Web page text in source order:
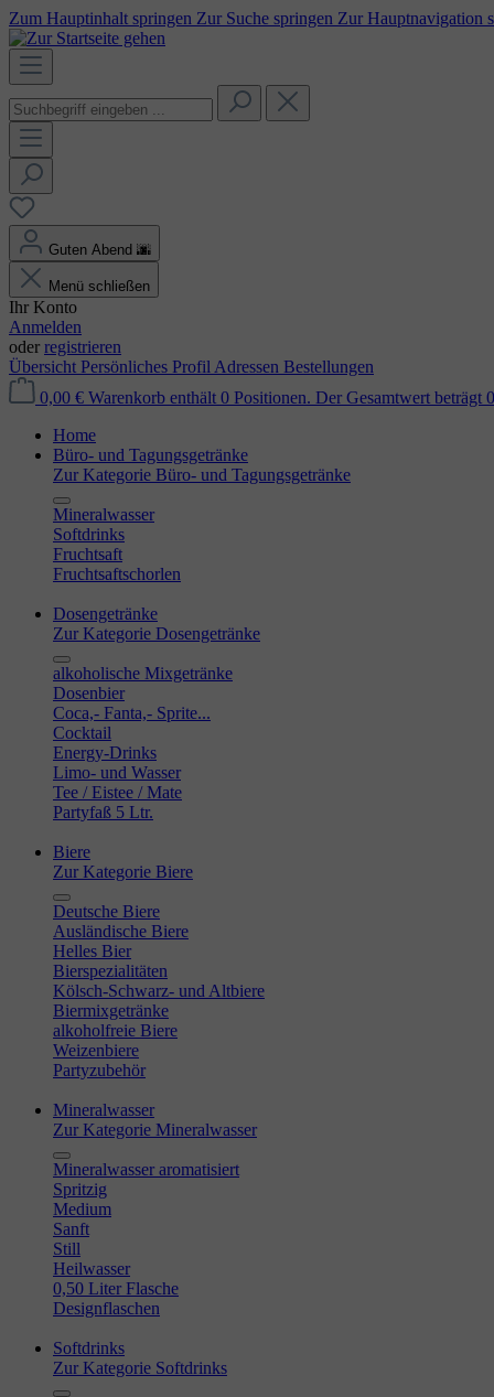
Zum Hauptinhalt springen Zur Suche springen Zur Hauptnavigation
Guten Abend 🌆
Menü schließen
Ihr Konto
Anmelden
oder registrieren
Übersicht Persönliches Profil Adressen Bestellungen
0,00 € Warenkorb enthält 0 Positionen. Der Gesamtwert beträgt
Home
Büro- und Tagungsgetränke
Zur Kategorie Büro- und Tagungsgetränke
Mineralwasser
Softdrinks
Fruchtsaft
Fruchtsaftschorlen
Dosengetränke
Zur Kategorie Dosengetränke
alkoholische Mixgetränke
Dosenbier
Coca,- Fanta,- Sprite...
Cocktail
Energy-Drinks
Limo- und Wasser
Tee / Eistee / Mate
Partyfaß 5 Ltr.
Biere
Zur Kategorie Biere
Deutsche Biere
Ausländische Biere
Helles Bier
Bierspezialitäten
Kölsch-Schwarz- und Altbiere
Biermixgetränke
alkoholfreie Biere
Weizenbiere
Partyzubehör
Mineralwasser
Zur Kategorie Mineralwasser
Mineralwasser aromatisiert
Spritzig
Medium
Sanft
Still
Heilwasser
0,50 Liter Flasche
Designflaschen
Softdrinks
Zur Kategorie Softdrinks